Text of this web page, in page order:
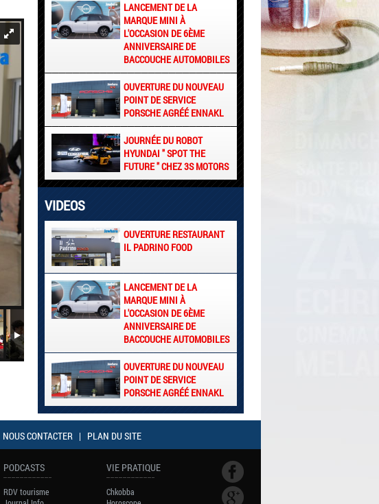
LANCEMENT DE LA
MARQUE MINI À
L'OCCASION DE 6ÈME
ANNIVERSAIRE DE
BACCOUCHE AUTOMOBILES
OUVERTURE DU NOUVEAU
POINT DE SERVICE
PORSCHE AGRÉÉ ENNAKL
JOURNÉE DU ROBOT
HYUNDAI " SPOT THE
FUTURE " CHEZ 3S MOTORS
VIDEOS
OUVERTURE RESTAURANT
IL PADRINO FOOD
LANCEMENT DE LA
MARQUE MINI À
L'OCCASION DE 6ÈME
ANNIVERSAIRE DE
BACCOUCHE AUTOMOBILES
OUVERTURE DU NOUVEAU
POINT DE SERVICE
PORSCHE AGRÉÉ ENNAKL
NOUS CONTACTER | PLAN DU SITE
PODCASTS
RDV tourisme
VIE PRATIQUE
Chkobba